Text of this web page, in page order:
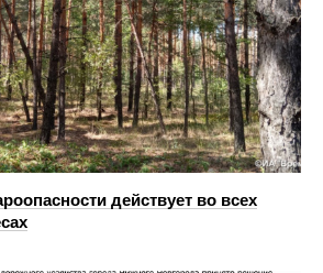
действует во всех